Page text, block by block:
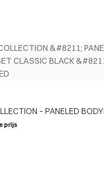
– PANELED
BLACK – SIZE XL
prijs